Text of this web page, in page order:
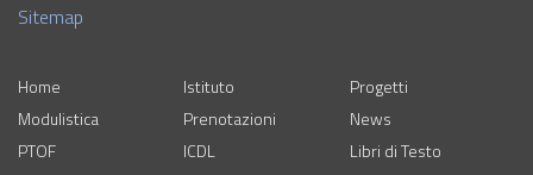
Sitemap
Home Istituto
Progetti
Modulistica
Prenotazioni
News
PTOF
ICDL
Libri di Testo